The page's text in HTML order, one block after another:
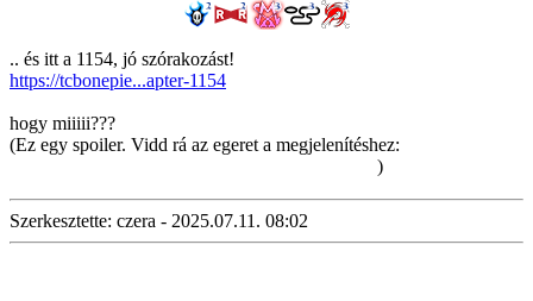
.. és itt a 1154, jó szórakozást!
https://tcbonepie...apter-1154
hogy miiiii???
(Ez egy spoiler. Vidd rá az egeret a megjelenítéshez:
)
Szerkesztette: czera - 2025.07.11. 08:02